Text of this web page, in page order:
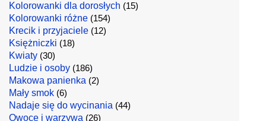
Kolorowanki dla dorosłych (15)
Kolorowanki różne (154)
Krecik i przyjaciele (12)
Księżniczki (18)
Kwiaty (30)
Ludzie i osoby (186)
Makowa panienka (2)
Mały smok (6)
Nadaje się do wycinania (44)
Owoce i warzywa (26)